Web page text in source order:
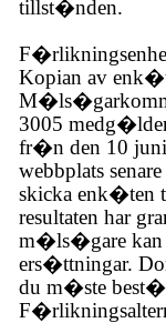
tillst�nden.
Kopian av
3005
fr�n den 10
webbplats
skicka enk�ten
resultaten har
m�ls�gare kan
ers�ttningar.
du m�ste